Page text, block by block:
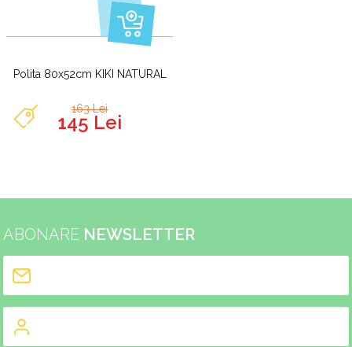
Polita 80x52cm KIKI NATURAL
163 Lei
145 Lei
ABONARE NEWSLETTER